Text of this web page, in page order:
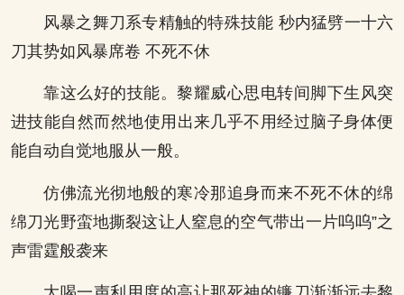
风暴之舞刀系专精触的特殊技能 秒内猛劈一十六
刀其势如风暴席卷 不死不休
靠这么好的技能。黎耀威心思电转间脚下生风突
进技能自然而然地使用出来几乎不用经过脑子身体便
能自动自觉地服从一般。
仿佛流光彻地般的寒冷那追身而来不死不休的绵
绵刀光野蛮地撕裂这让人窒息的空气带出一片呜呜”之
声雷霆般袭来